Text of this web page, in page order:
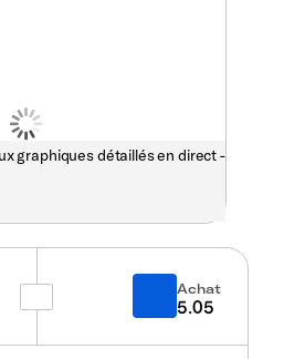
graphiques détaillés en direct -
Achat
5.05